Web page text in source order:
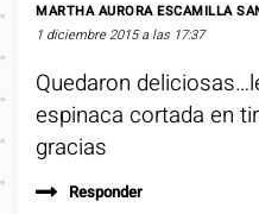
MARTHA AURORA ESCAMILLA
1 diciembre 2015 a las 17:37
Quedaron
espinaca cortada en
gracias
Responder